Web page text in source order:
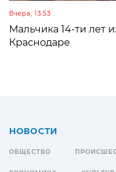
Вчера, 13:53
Мальчика 14-ти лет
Краснодаре
НОВОСТИ
ОБЩЕСТВО